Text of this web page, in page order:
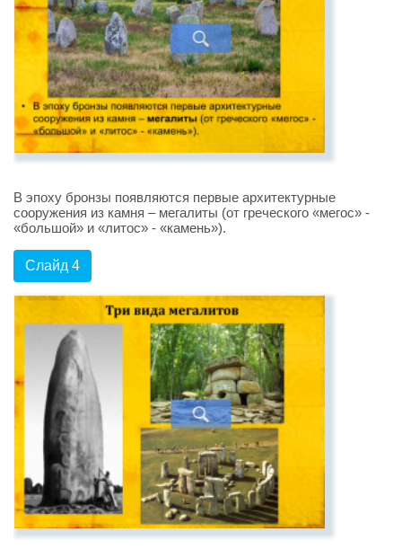
В эпоху бронзы появляются первые архитектурные
сооружения из камня – мегалиты (от греческого «мегос» -
«большой» и «литос» - «камень»).
Слайд 4